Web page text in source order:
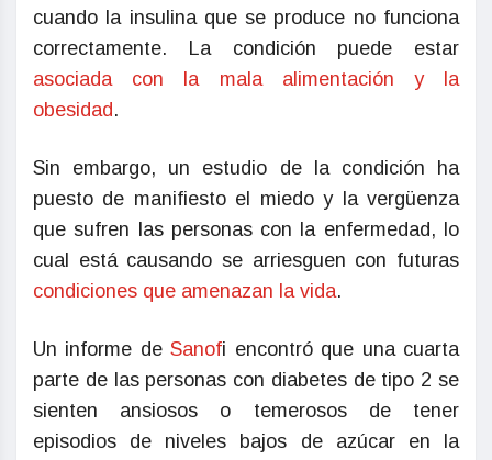
cuando la insulina que se produce no funciona
correctamente. La condición puede estar
asociada con la mala alimentación y la
obesidad .
Sin embargo, un estudio de la condición ha
puesto de manifiesto el miedo y la vergüenza
que sufren las personas con la enfermedad, lo
cual está causando se arriesguen con futuras
condiciones que amenazan la vida.
Un informe deSanofi encontró que una cuarta
parte de las personas con diabetes de tipo 2 se
sienten ansiosos o temerosos de tener
episodios de niveles bajos de azúcar en la